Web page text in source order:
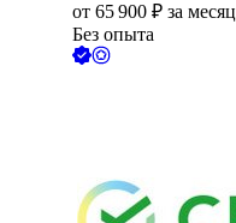
от 65 900 ₽ за
Без опыта